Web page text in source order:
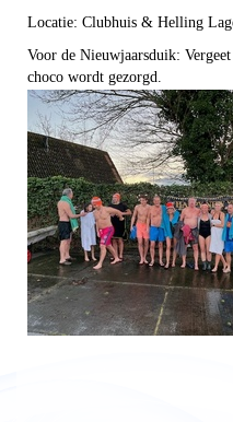
Locatie: Clubhuis & Helling
Voor de Nieuwjaarsduik:
choco wordt gezorgd.